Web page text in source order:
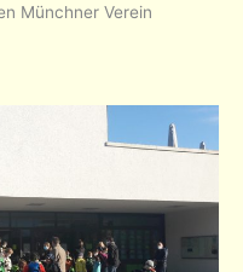
Münchner Verein